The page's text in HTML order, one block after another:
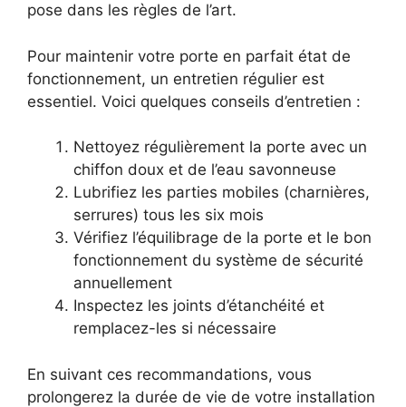
pose dans les règles de l’art.
Pour maintenir votre porte en parfait état de
fonctionnement, un entretien régulier est
essentiel. Voici quelques conseils d’entretien :
Nettoyez régulièrement la porte avec un
chiffon doux et de l’eau savonneuse
Lubrifiez les parties mobiles (charnières,
serrures) tous les six mois
Vérifiez l’équilibrage de la porte et le bon
fonctionnement du système de sécurité
annuellement
Inspectez les joints d’étanchéité et
remplacez-les si nécessaire
En suivant ces recommandations, vous
prolongerez la durée de vie de votre installation